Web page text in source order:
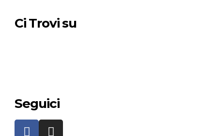
Ci Trovi su
Seguici